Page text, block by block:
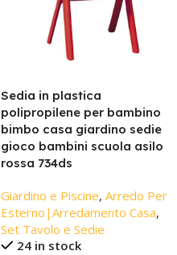
Sedia in plastica
polipropilene per bambino
bimbo casa giardino sedie
gioco bambini scuola asilo
rossa 734ds
Giardino e Piscine, Arredo Per
Esterno|Arredamento Casa,
Set Tavolo e Sedie
24 in stock